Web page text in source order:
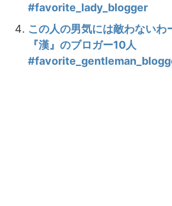
#favorite_lady_blogger
この人の男気には敵わないわ
『漢』のブロガー10人